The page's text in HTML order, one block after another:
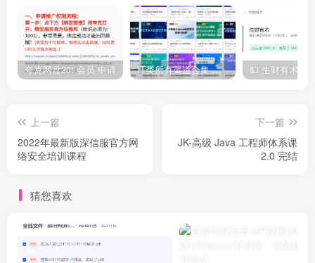
夸克网盘20t 会员 申请 IT类所有渠道合集 持续日更，目前近四千多条资源 年费用户微信私信获取权限
上一篇
2022年最新版深信服官方网
络安全培训课程
下一篇
JK-高级 Java 工程师体系课
2.0 完结
猜您喜欢